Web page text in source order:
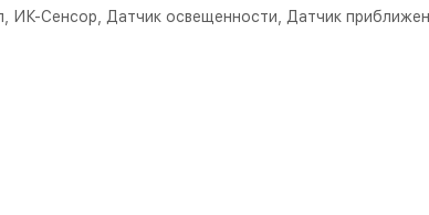
ИК-Сенсор, Датчик освещенности, Датчик